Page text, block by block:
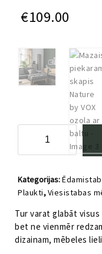
€109.00
piekaramais
skapis
by
VOX
ozola
baltu
daudzums
Kategorijas:
Plaukti,Viesistabas
Tur varat glabāt
bet ne vienmēr
dizainam, mēbeles